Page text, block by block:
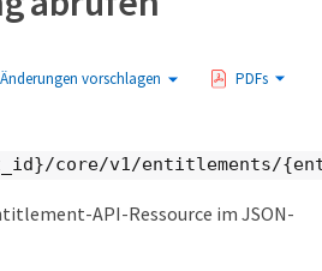
Änderungen vorschlagen PDFs
core/v1/entitlements/
API-Ressource im JSON-